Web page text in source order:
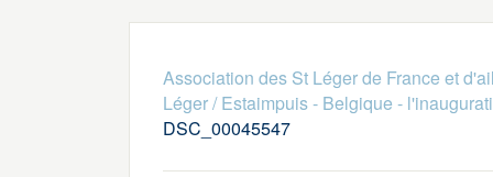
Association des St Léger de France et
Léger / Estaimpuis - Belgique -
DSC_00045547